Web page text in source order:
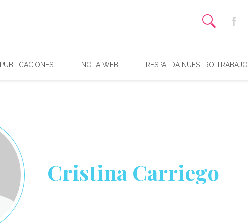
PUBLICACIONES NOTA WEB RESPALDÁ NUESTRO TRABAJO
Cristina Carriego